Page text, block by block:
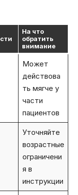
На что
обратить
внимание
Может
действова
ть мягче у
части
пациентов
Уточняйте
возрастные
ограничени
я в
инструкции